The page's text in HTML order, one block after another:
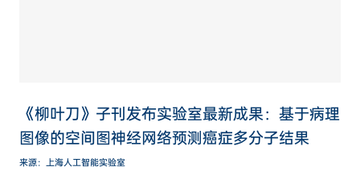
《柳叶刀》子刊发布实验室最新成果：基于病理
图像的空间图神经网络预测癌症多分子结果
来源：上海人工智能实验室